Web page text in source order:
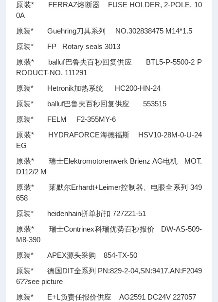
原装* FERRAZ熔断器 FUSE HOLDER, 2-POLE, 10
0A
原装* Guehring刀具系列 NO.302838475 M14*1.5
原装* FP Rotary seals 3013
原装* balluf巴鲁夫百秒回复供应 BTL5-P-5500-2 P
RODUCT-NO. 111291
原装* Hetronik加热系统 HC200-HN-24
原装* balluf巴鲁夫百秒回复供应 553515
原装* FELM F2-355MY-6
原装* HYDRAFORCE海德福斯 HSV10-28M-0-U-24
EG
原装* 瑞士Elektromotorenwerk Brienz AG电机 MOT.
D112/2 M
原装* 莱默尔Erhardt+Leimer控制器、电眼全系列 349
658
原装* heidenhain拼单折扣 727221-51
原装* 瑞士Contrinex科瑞优势百秒报价 DW-AS-509-
M8-390
原装* APEX源头采购 854-TX-50
原装* 德国DIT全系列 PN:829-2-04,SN:9417,AN:F2049
6??see picture
原装* E+L负责任报价供应 AG2591 DC24V 227057